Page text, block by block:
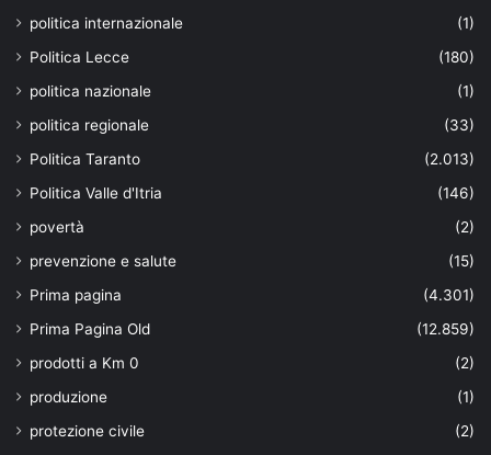
politica internazionale
(1)
Politica Lecce
(180)
politica nazionale
(1)
politica regionale
(33)
Politica Taranto
(2.013)
Politica Valle d'Itria
(146)
povertà
(2)
prevenzione e salute
(15)
Prima pagina
(4.301)
Prima Pagina Old
(12.859)
prodotti a Km 0
(2)
produzione
(1)
protezione civile
(2)